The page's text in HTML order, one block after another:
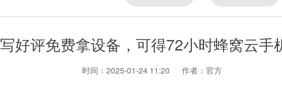
写好评免费拿设备，可得72小时蜂窝云手
时间：2025-01-24 11:20 作者：官方